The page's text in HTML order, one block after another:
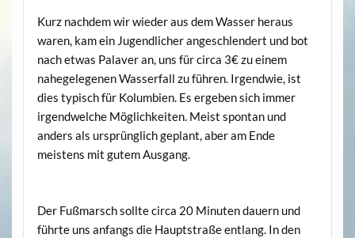
Kurz nachdem wir wieder aus dem Wasser heraus
waren, kam ein Jugendlicher angeschlendert und bot
nach etwas Palaver an, uns für circa 3€ zu einem
nahegelegenen Wasserfall zu führen. Irgendwie, ist
dies typisch für Kolumbien. Es ergeben sich immer
irgendwelche Möglichkeiten. Meist spontan und
anders als ursprünglich geplant, aber am Ende
meistens mit gutem Ausgang.
Der Fußmarsch sollte circa 20 Minuten dauern und
führte uns anfangs die Hauptstraße entlang. In den